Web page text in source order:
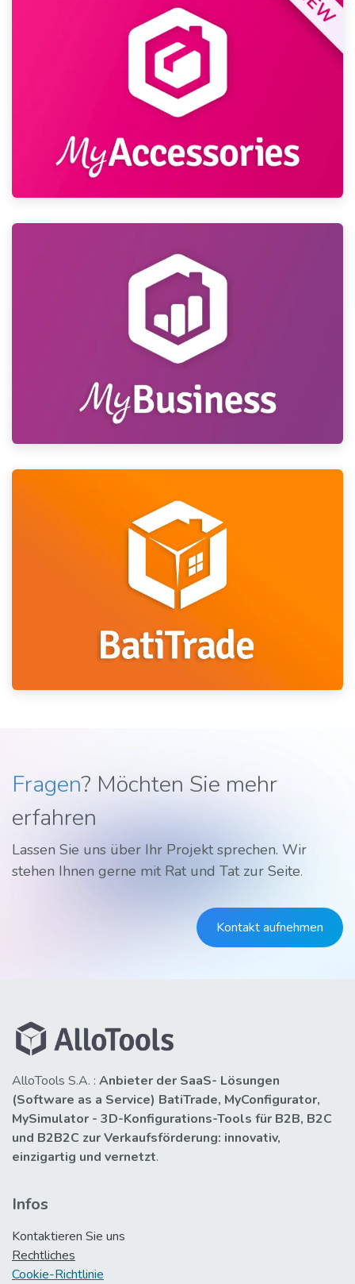
Fragen? Möchten Sie mehr
erfahren
Lassen Sie uns über Ihr Projekt sprechen. Wir
stehen Ihnen gerne mit Rat und Tat zur Seite.
Kontakt aufnehmen
AlloTools S.A. : Anbieter der SaaS- Lösungen
(Software as a Service) BatiTrade, MyConfigurator,
MySimulator - 3D-Konfigurations-Tools für B2B, B2C
und B2B2C zur Verkaufsförderung: innovativ,
einzigartig und vernetzt.
Infos
Kontaktieren Sie uns
Rechtliches
Cookie-Richtlinie